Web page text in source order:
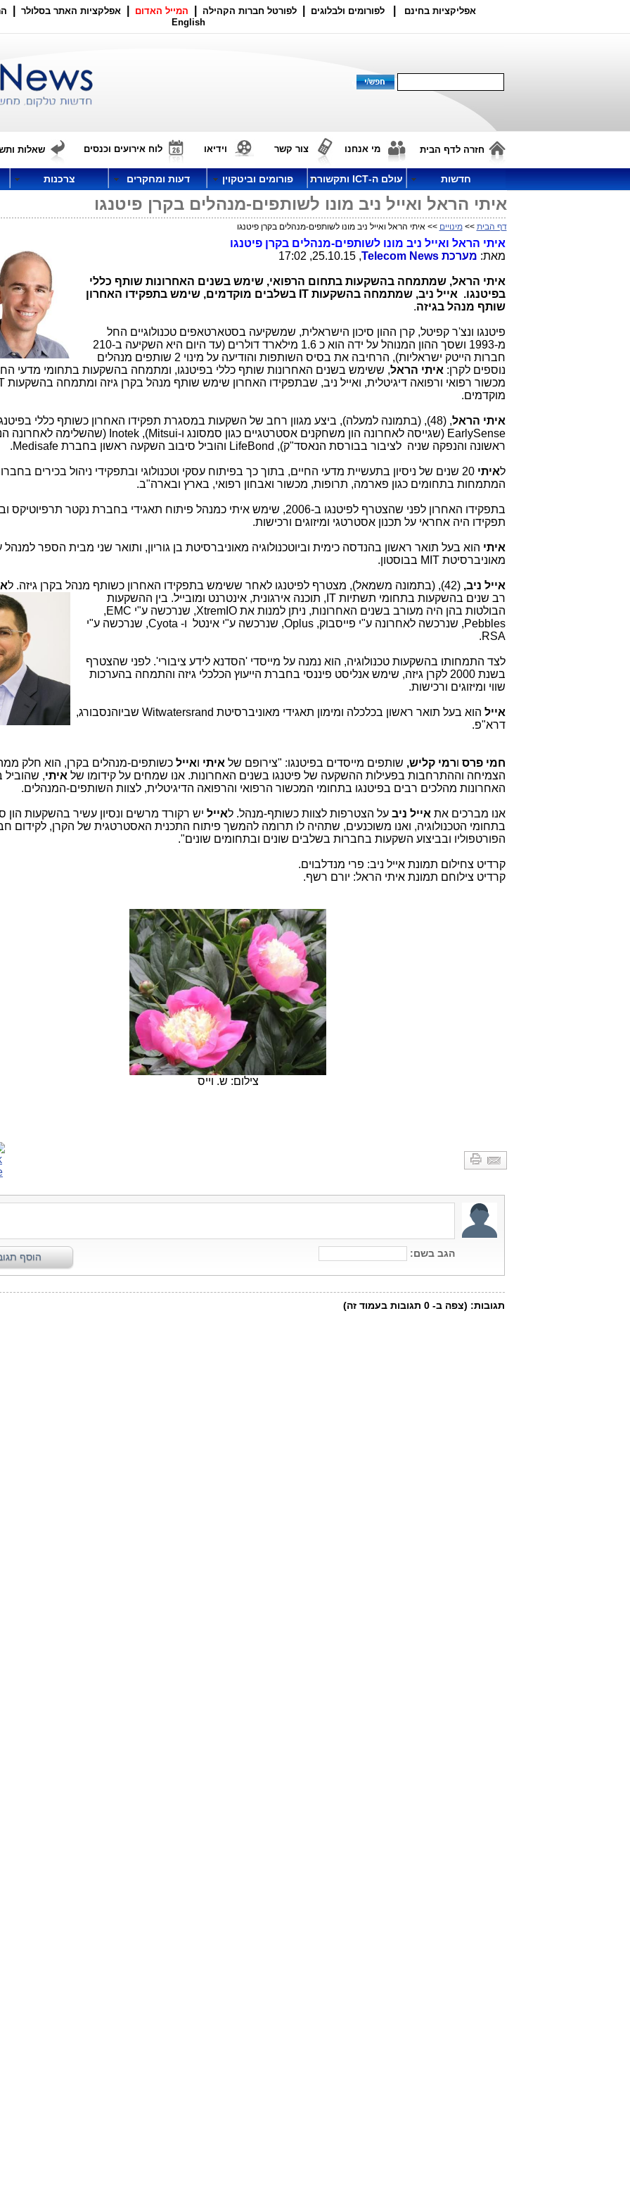
אפליקציות בחינם לפורומים ולבלוגים לפורטל חברות הקהילה המייל האדום אפלקציות האתר בסלולר
English
חזרה לדף הבית מי אנחנו צור קשר וידיאו לוח אירועים וכנסים שאלות
חדשות עולם ה-ICT ותקשורת פורומים וביטקוין דעות ומחקרים צרכנות
איתי הראל ואייל ניב מונו לשותפים-מנהלים בקרן פיטנגו
דף הבית >>מינויים >> איתי הראל ואייל ניב מונו לשותפים-מנהלים בקרן פיטנגו
איתי הראל ואייל ניב מונו לשותפים-מנהלים בקרן פיטנגו
מאת: מערכתTelecom News
, 25.10.15, 17:02
איתי הראל, שמתמחה בהשקעות בתחום הרפואי, שימש בשנים האחרונות שותף כללי
בפיטנגו. אייל ניב, שמתמחה בהשקעות IT בשלבים מוקדמים, שימש בתפקידו האחרון
שותף מנהל בגיזה.
פיטנגו ונצ'ר קפיטל, קרן ההון סיכון הישראלית, שמשקיעה בסטארטאפים טכנולוגיים החל
מ-1993 ושסך ההון המנוהל על ידה הוא כ 1.6 מילארד דולרים (עד היום היא השקיעה ב-210
חברות הייטק ישראליות), הרחיבה את בסיס השותפות והודיעה על מינוי 2 שותפים מנהלים
נוספים לקרן: איתי הראל, ששימש בשנים האחרונות שותף כללי בפיטנגו, ומתמחה בהשקעות בתחומי מדעי
מכשור רפואי ורפואה דיגיטלית, ואייל ניב, שבתפקידו האחרון שימש שותף מנהל בקרן גיזה ומתמחה בהשקעות
מוקדמים.
איתי הראל, (48), (בתמונה למעלה), ביצע מגוון רחב של השקעות במסגרת תפקידו האחרון כשותף כללי בפיטנגו, ובהן
EarlySense (שגייסה לאחרונה הון משחקנים אסטרטגיים כגון סמסונג ו-Mitsui
),
Inotek (שהשלימה לאחרונה
ראשונה והנפקה שניה לציבור בבורסת הנאסד"ק), LifeBond והוביל סיבוב השקעה ראשון בחברתMedisafe
.
לאיתי
20 שנים של ניסיון בתעשיית מדעי החיים, בתוך כך בפיתוח עסקי וטכנולוגי ובתפקידי ניהול בכירים
המתמחות בתחומים כגון פארמה, תרופות, מכשור ואבחון רפואי, בארץ ובארה"ב.
בתפקידו האחרון לפני שהצטרף לפיטנגו ב-2006, שימש איתי כמנהל פיתוח תאגידי בחברת נקטר
תפקידו היה אחראי על תכנון אסטרטגי ומיזוגים ורכישות.
איתי הוא בעל תואר ראשון בהנדסה כימית וביוטכנולוגיה מאוניברסיטת בן גוריון, ותואר שני מבית הספר
מאוניברסיטת MIT בבוסטון.
אייל ניב, (42), (בתמונה משמאל), מצטרף לפיטנגו לאחר ששימש בתפקידו האחרון כשותף מנהל בקרן גיזה. ל
רב שנים בהשקעות בתחומי תשתיותIT , תוכנה אירגונית, אינטרנט ומובייל. בין ההשקעות
הבולטות בהן היה מעורב בשנים האחרונות, ניתן למנות את,XtremIO שנרכשה ע"י EMC
,
,Pebbles שנרכשה לאחרונה ע"י פייסבוק,,Oplus שנרכשה ע"י אינטל ו- ,Cyota שנרכשה ע"י
RSA
.
לצד התמחותו בהשקעות טכנולוגיה, הוא נמנה על מייסדי 'הסדנא לידע ציבורי'. לפני שהצטרף
בשנת 2000 לקרן גיזה, שימש אנליסט פיננסי בחברת הייעוץ הכלכלי גיזה והתמחה בהערכות
שווי ומיזוגים ורכישות.
אייל הוא בעל תואר ראשון בכלכלה ומימון תאגידי מאוניברסיטת Witwatersrand שביוהנסבורג,
דרא"פ.
חמי פרס ורמי קליש, שותפים מייסדים בפיטנגו: "צירופם של איתי ואיילכשותפים-מנהלים בקרן, הוא חלק
הצמיחה וההתרחבות בפעילות ההשקעה של פיטנגו בשנים האחרונות. אנו שמחים על קידומו של איתי, שהוביל
האחרונות מהלכים רבים בפיטנגו בתחומי המכשור הרפואי והרפואה הדיגיטלית, לצוות השותפים-המנהלים.
אנו מברכים את אייל ניב על הצטרפות לצוות כשותף-מנהל. לאייל יש רקורד מרשים ונסיון עשיר בהשקעות הון
בתחומי הטכנולוגיה, ואנו משוכנעים, שתהיה לו תרומה להמשך פיתוח התכנית האסטרטגית של הקרן, לקידום
הפורטפוליו ובביצוע השקעות בחברות בשלבים שונים ובתחומים שונים".
קרדיט צחילום תמונת אייל ניב: פרי מנדלבוים.
קרדיט צילוחם תמונת איתי הראל: יורם רשף.
צילום: ש. וייס